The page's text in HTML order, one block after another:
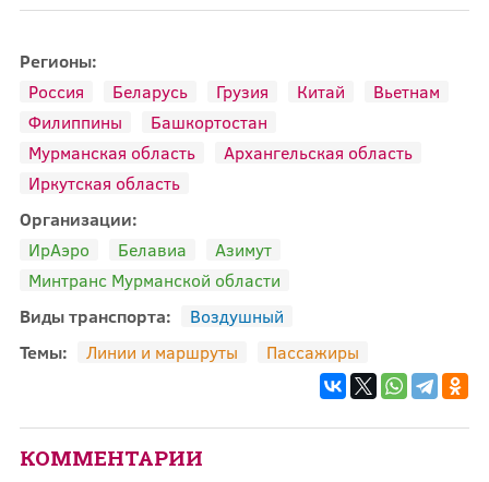
Регионы:
Россия
Беларусь Грузия Китай
Вьетнам
Филиппины
Башкортостан
Мурманская область
Архангельская область
Иркутская область
Организации:
ИрАэро
Белавиа
Азимут
Минтранс Мурманской области
Виды транспорта:
Воздушный
Темы:
Линии и маршруты Пассажиры
КОММЕНТАРИИ